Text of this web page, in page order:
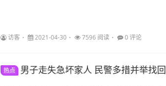
访客 2021-04-30 7596 阅读 0 评论
热点 男子走失急坏家人 民警多措并举找回